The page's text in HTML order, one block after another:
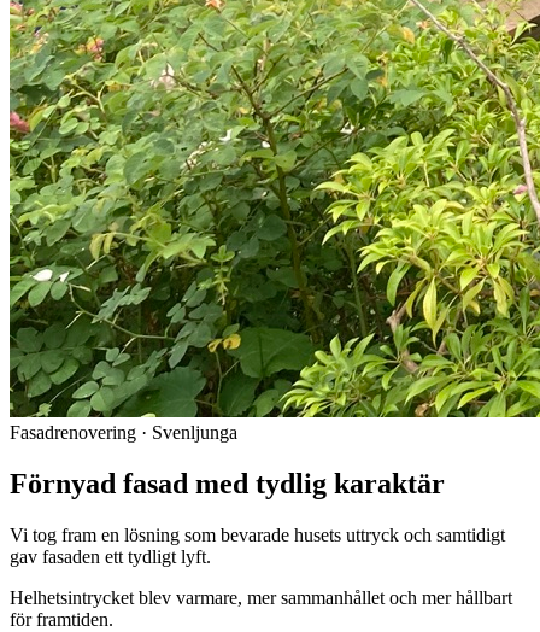
Fasadrenovering · Svenljunga
Förnyad fasad med tydlig karaktär
Vi tog fram en lösning som bevarade husets uttryck och samtidigt
gav fasaden ett tydligt lyft.
Helhetsintrycket blev varmare, mer sammanhållet och mer hållbart
för framtiden.